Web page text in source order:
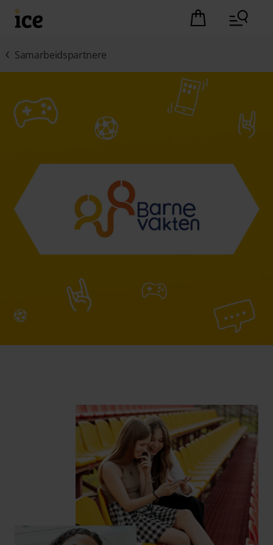
Hopp til hovedinnhold (Trykk Enter)
Det er ingen
Samarbeidspartnere